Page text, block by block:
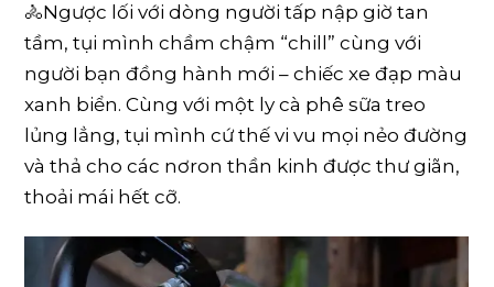
🚴Ngược lối với dòng người tấp nập giờ tan
tầm, tụi mình chầm chậm “chill” cùng với
người bạn đồng hành mới – chiếc xe đạp màu
xanh biển. Cùng với một ly cà phê sữa treo
lủng lẳng, tụi mình cứ thế vi vu mọi nẻo đường
và thả cho các nơron thần kinh được thư giãn,
thoải mái hết cỡ.